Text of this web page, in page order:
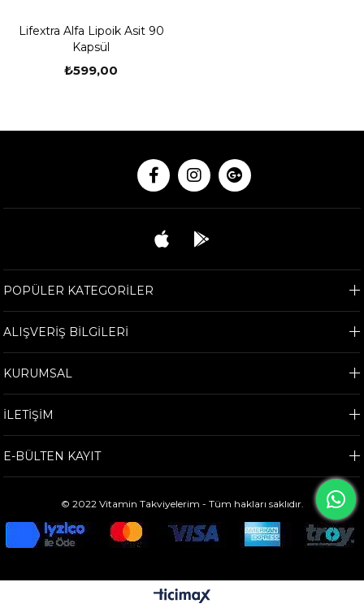
Lifextra Alfa Lipoik Asit 90
Kapsül
₺599,00
POPÜLER KATEGORİLER
ALIŞVERİŞ BİLGİLERİ
KURUMSAL
İLETİŞİM
E-BÜLTEN KAYIT
© 2022 Vitamin Takviyelerim - Tüm hakları saklıdır.